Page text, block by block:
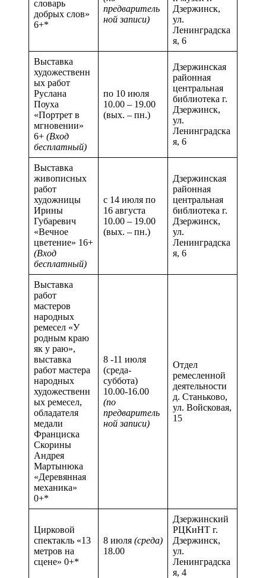
словарь
добрых слов»
6+*
предваритель
ной записи)
Дзержинск,
ул.
Ленинградска
я, 6
Выставка
художественн
ых работ
Руслана
Поуха
«Портрет в
мгновении»
6+ (Вход
бесплатный)
по 10 июля
10.00 – 19.00
(вых. – пн.)
Дзержинская
районная
центральная
библиотека г.
Дзержинск,
ул.
Ленинградска
я, 6
Выставка
живописных
работ
художницы
Ирины
Губаревич
«Вечное
цветение» 16+
(Вход
бесплатный)
с 14 июля по
16 августа
10.00 – 19.00
(вых. – пн.)
Дзержинская
районная
центральная
библиотека г.
Дзержинск,
ул.
Ленинградска
я, 6
Выставка
работ
мастеров
народных
ремесел «У
родным краю
як у раю»,
выставка
работ мастера
народных
художественн
ых ремесел,
обладателя
медали
Франциска
Скорины
Андрея
Мартынюка
«Деревянная
механика»
0+*
8 -11 июля
(среда-
суббота)
10.00-16.00
(по
предваритель
ной записи)
Отдел
ремесленной
деятельности
д. Станьково,
ул. Войсковая,
15
Цирковой
спектакль «13
метров на
сцене» 0+*
8 июля (среда)
18.00
Дзержинский
РЦКиНТ г.
Дзержинск,
ул.
Ленинградска
я, 4